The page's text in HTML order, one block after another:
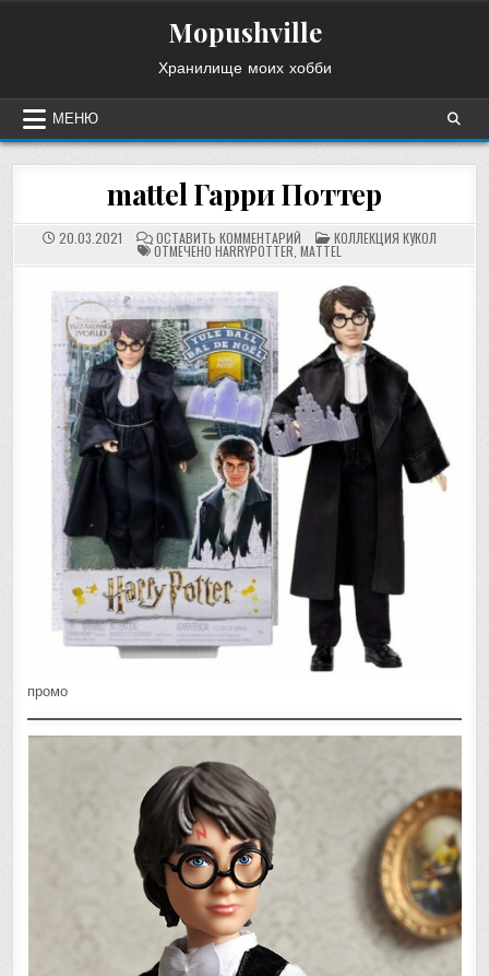
Mopushville
Хранилище моих хобби
МЕНЮ
mattel Гарри Поттер
20.03.2021 ОСТАВИТЬ КОММЕНТАРИЙНА
MATTEL
ГАРРИ
ОПУБЛИКОВАНО
В
КОЛЛЕКЦИЯ КУКОЛ
ОТМЕЧЕНОHARRYPOTTER MATTEL
промо